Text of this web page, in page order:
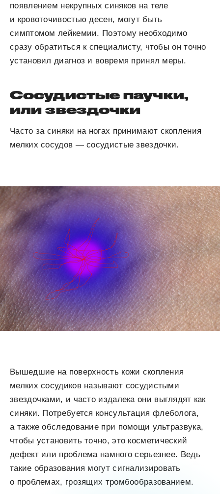
появлением некрупных синяков на теле
и кровоточивостью десен, могут быть
симптомом лейкемии. Поэтому необходимо
сразу обратиться к специалисту, чтобы он точно
установил диагноз и вовремя принял меры.
Сосудистые паучки,
или звездочки
Часто за синяки на ногах принимают скопления
мелких сосудов — сосудистые звездочки.
Вышедшие на поверхность кожи скопления
мелких сосудиков называют сосудистыми
звездочками, и часто издалека они выглядят как
синяки. Потребуется консультация флеболога,
а также обследование при помощи ультразвука,
чтобы установить точно, это косметический
дефект или проблема намного серьезнее. Ведь
такие образования могут сигнализировать
о проблемах, грозящих тромбообразованием.